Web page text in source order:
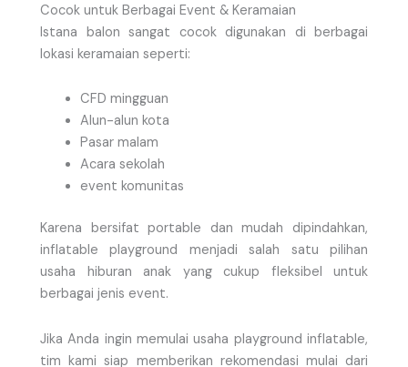
Cocok untuk Berbagai Event & Keramaian
Istana balon sangat cocok digunakan di berbagai
lokasi keramaian seperti:
CFD mingguan
Alun-alun kota
Pasar malam
Acara sekolah
event komunitas
Karena bersifat portable dan mudah dipindahkan,
inflatable playground menjadi salah satu pilihan
usaha hiburan anak yang cukup fleksibel untuk
berbagai jenis event.
Jika Anda ingin memulai usaha playground inflatable,
tim kami siap memberikan rekomendasi mulai dari